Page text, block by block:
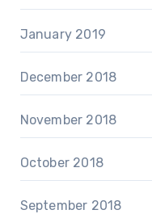
January 2019
December 2018
November 2018
October 2018
September 2018